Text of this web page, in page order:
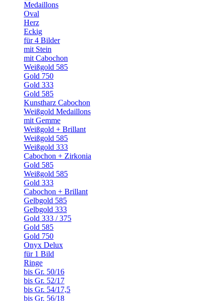
Medaillons
Oval
Herz
Eckig
für 4 Bilder
mit Stein
mit Cabochon
Weißgold 585
Gold 750
Gold 333
Gold 585
Kunstharz Cabochon
Weißgold Medaillons
mit Gemme
Weißgold + Brillant
Weißgold 585
Weißgold 333
Cabochon + Zirkonia
Gold 585
Weißgold 585
Gold 333
Cabochon + Brillant
Gelbgold 585
Gelbgold 333
Gold 333 / 375
Gold 585
Gold 750
Onyx Delux
für 1 Bild
Ringe
bis Gr. 50/16
bis Gr. 52/17
bis Gr. 54/17,5
bis Gr. 56/18